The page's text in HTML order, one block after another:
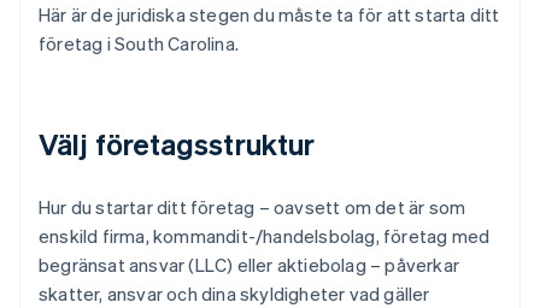
Här är de juridiska stegen du måste ta för att starta ditt
företag i South Carolina.
Välj företagsstruktur
Hur du startar ditt företag – oavsett om det är som
enskild firma, kommandit-/handelsbolag, företag med
begränsat ansvar (LLC) eller aktiebolag – påverkar
skatter, ansvar och dina skyldigheter vad gäller